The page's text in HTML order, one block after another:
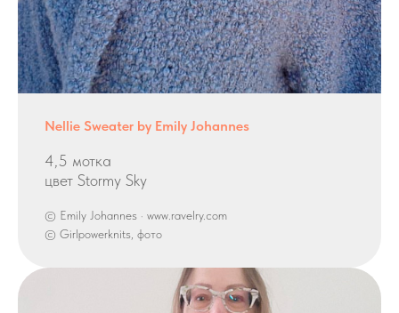
Nellie Sweater by Emily Johannes
4,5 мотка
цвет Stormy Sky
© Emily Johannes · www.ravelry.com
© Girlpowerknits, фото